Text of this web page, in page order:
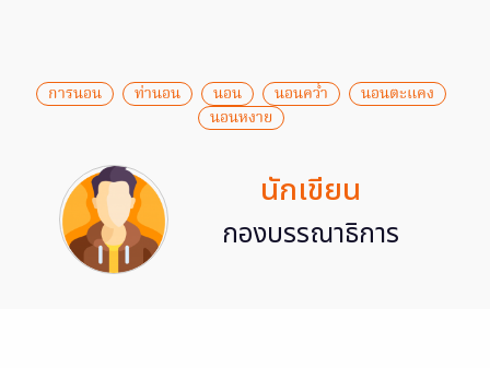
การนอน ท่านอน นอน นอนคว่ำ
นอนตะแคง
นอนหงาย
นักเขียน
กองบรรณาธิการ